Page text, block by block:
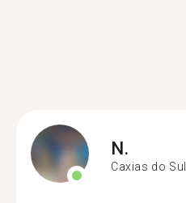
N.
Caxias do Sul